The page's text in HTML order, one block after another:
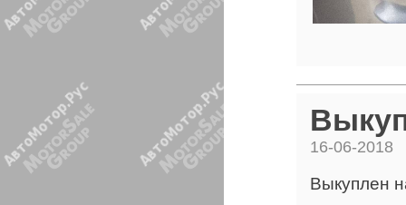
16-06-2018
Выкуплен